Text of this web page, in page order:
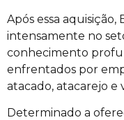
Após essa
intensamente no
conhecimento
enfrentados por
atacado, atacarejo e
Determinado a